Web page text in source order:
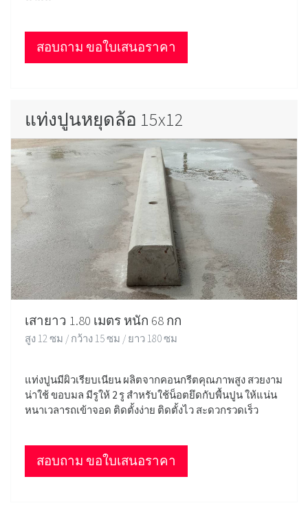
สอบถาม ขอใบเสนอราคา
แท่งปูนหยุดล้อ 15x12
เสายาว 1.80 เมตร หนัก 68 กก
สูง 12 ซม / กว้าง 15 ซม / ยาว 180 ซม
แท่งปูนมีผิวเรียบเนียน ผลิตจากคอนกรีตคุณภาพสูง สวยงาม
น่าใช้ ขอบมล มีรูให้ 2 รู สำหรับใช้น็อตยึดกับพื้นปูน ให้แน่น
หนาเวลารถเข้าจอด ติดตั้งง่าย ติดตั้งไว สะดวกรวดเร็ว
สอบถาม ขอใบเสนอราคา